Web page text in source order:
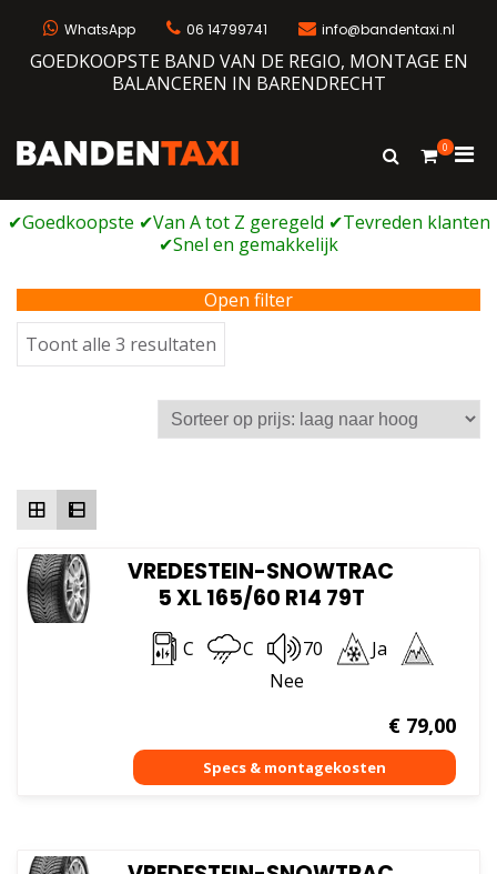
WhatsApp 06 14799741 info@bandentaxi.nl
GOEDKOOPSTE BAND VAN DE REGIO, MONTAGE EN
BALANCEREN IN BARENDRECHT
Bandengarage met eigen webshop
Toon
0
voor
Open filter
Toont alle 3 resultaten
op
prijs:
laag
VREDESTEIN-SNOWTRAC
5 XL 165/60 R14 79T
C C 70
Ja
Nee
€79,00